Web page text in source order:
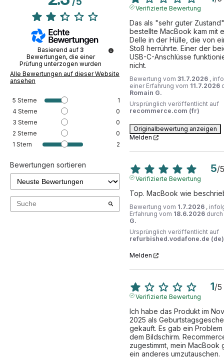
Basierend auf 3
Bewertungen, die einer
Prüfung unterzogen wurden
Alle Bewertungen auf dieser Website
ansehen
5 Sterne
1
4 Sterne
0
3 Sterne
0
2 Sterne
0
1 Stern 2
Bewertungen sortieren
Verifizierte Bewertung
Das als "sehr guter Zustand"
bestellte MacBook kam mit
Delle in der Hülle, die von
Stoß herrührte. Einer der
USB-C-Anschlüsse
nicht.
Bewertung vom 31.7.2026 ,
einer Erfahrung vom 11.7.2026
Romain G.
Ursprünglich veröffentlicht auf
recommerce.com (fr)
Originalbewertung anzeigen
Melden
5/5
Verifizierte Bewertung
Top. MacBook wie
Bewertung vom 1.7.2026 ,
Erfahrung vom 18.6.2026 durch
G.
Ursprünglich veröffentlicht auf
refurbished.vodafone.de (de)
Melden
1/5
Verifizierte Bewertung
Ich habe das Produkt im
2025 als
gekauft. Es gab ein Problem
dem Bildschirm.
zugestimmt, mein MacBook
ein anderes umzutauschen.